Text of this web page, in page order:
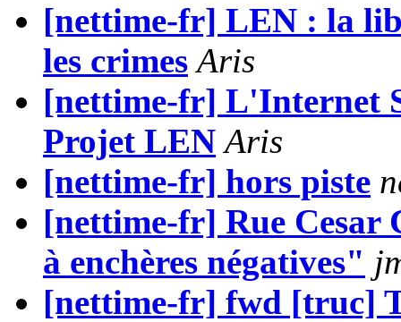
[nettime-fr] LEN : la
les crimes Aris
[nettime-fr] L'Internet
Projet LEN Aris
[nettime-fr] hors piste
[nettime-fr] Rue Cesar
à enchères négatives"
[nettime-fr] fwd [truc]